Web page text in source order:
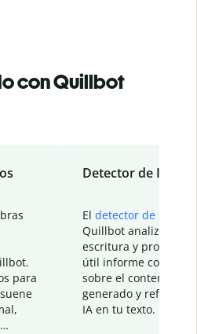
con Quillbot
para
Detector de IA
El detector de IA
Quillbot analiza tu
escritura y
útil informe con
sobre el contenido
generado y refinado
IA en tu texto.